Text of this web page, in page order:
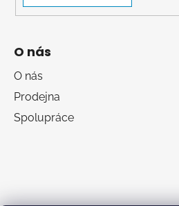
O nás
O nás
Prodejna
Spolupráce